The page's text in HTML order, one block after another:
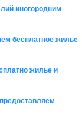
иногородним
бесплатное жилье
жилье и